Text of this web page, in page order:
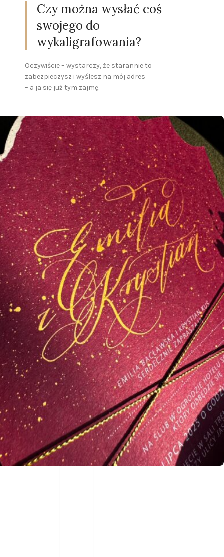
Czy można wysłać coś
swojego do
wykaligrafowania?
Oczywiście – wystarczy, że starannie to
zabezpieczysz i wyślesz na mój adres
– a ja się już tym zajmę.